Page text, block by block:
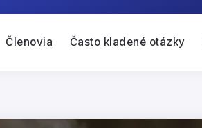
Členovia Často kladené otázky